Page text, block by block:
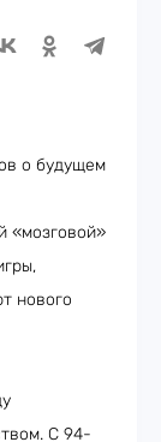
о будущем
«мозговой»
нового
С 94-